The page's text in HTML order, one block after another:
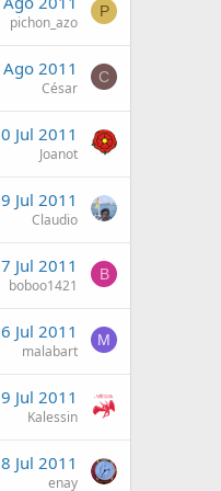
pichon_azo
P
Ago 2011
César
C
Jul 2011
Joanot
Jul 2011
Claudio
Jul 2011
boboo1421
B
Jul 2011
malabart
M
Jul 2011
Kalessin
Jul 2011
enay